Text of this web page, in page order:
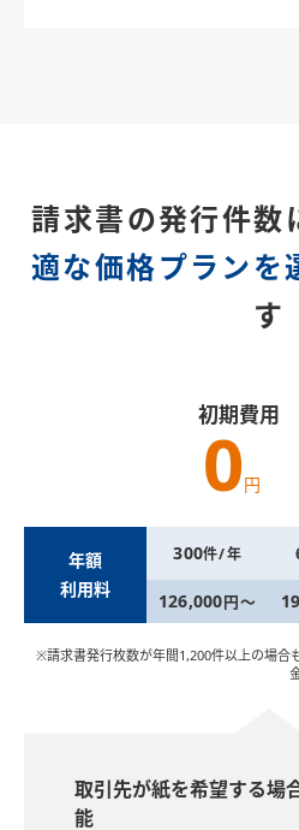
請求書の発行件数
適な価格プランを
す
初期費用
0 円
年額
利用料
300件/年
126,000 円～
※請求書発行枚数が年間1,200件以上の場合
取引先が紙を希望する場
能